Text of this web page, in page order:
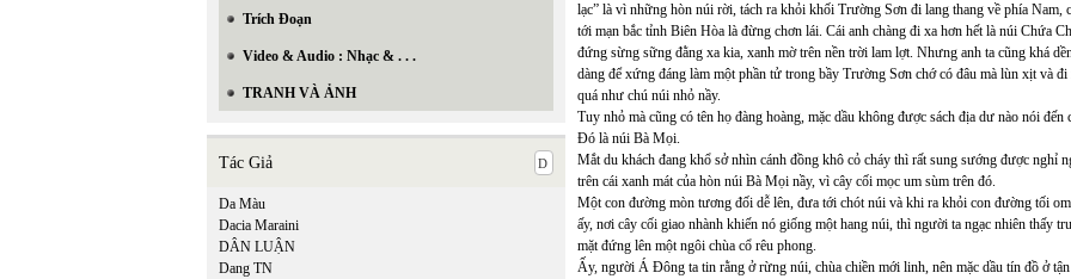
Trích Đoạn
Video & Audio : Nhạc & . . .
TRANH VÀ ẢNH
Tác Giả
Da Màu
Dacia Maraini
DÂN LUẬN
Dang TN
lạc” là vì những hòn núi rời, tách ra khỏi khối Trường Sơn đi lang thang về phía Nam,
tới mạn bắc tỉnh Biên Hòa là đừng chơn lái. Cái anh chàng đi xa hơn hết là núi Chứa
đứng sừng sững đằng xa kia, xanh mờ trên nền trời lam lợt. Nhưng anh ta cũng khá
dàng để xứng đáng làm một phần tử trong bầy Trường Sơn chớ có đâu mà lùn xịt và đi
quá như chú núi nhỏ nầy.
Tuy nhỏ mà cũng có tên họ đàng hoàng, mặc dầu không được sách địa dư nào nói đến
Đó là núi Bà Mọi.
Mắt du khách đang khổ sở nhìn cánh đồng khô cỏ cháy thì rất sung sướng được nghỉ
trên cái xanh mát của hòn núi Bà Mọi nầy, vì cây cối mọc um sùm trên đó.
Một con đường mòn tương đối dễ lên, đưa tới chót núi và khi ra khỏi con đường tối om
ấy, nơi cây cối giao nhành khiến nó giống một hang núi, thì người ta ngạc nhiên thấy
mặt đứng lên một ngôi chùa cổ rêu phong.
Ấy, người Á Đông ta tin rằng ở rừng núi, chùa chiền mới linh, nên mặc dầu tín đồ ở tận